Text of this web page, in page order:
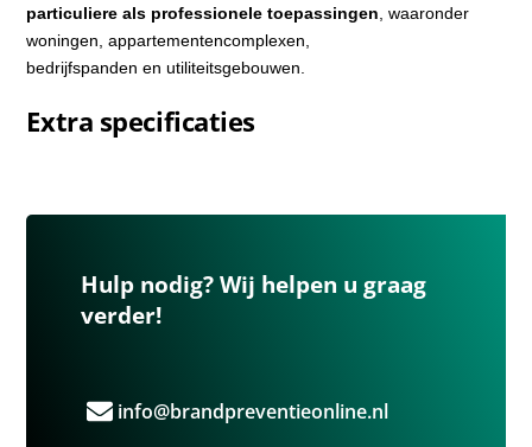
particuliere als professionele toepassingen, waaronder
woningen, appartementencomplexen,
bedrijfspanden en utiliteitsgebouwen.
Extra specificaties
Hulp nodig? Wij helpen u graag
verder!
info@brandpreventieonline.nl